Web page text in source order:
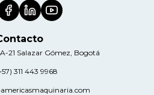
21 Salazar Gómez, Bogotá
311 443 9968